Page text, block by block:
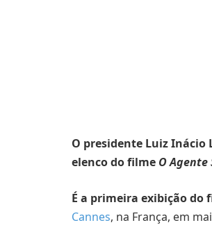
O presidente Luiz Inácio
elenco do filme O Agente
É a primeira exibição do
Cannes, na França, em